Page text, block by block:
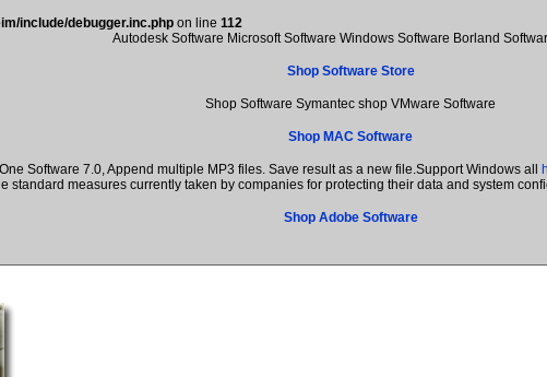
include/debugger.inc.php on line 112
Autodesk Software Microsoft Software Windows Software Borland
Shop Software Store
Shop Software Symantec shop VMware Software
Shop MAC Software
Software 7.0, Append multiple MP3 files. Save result as a new file.Support Windows all
standard measures currently taken by companies for protecting their data and system
Shop Adobe Software